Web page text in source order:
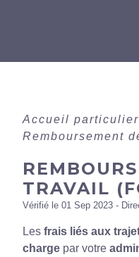
Accueil
Remboursement
TRAVAIL
Vérifié le 01 Sep 2023 -
Les frais liés aux
chargepar votre